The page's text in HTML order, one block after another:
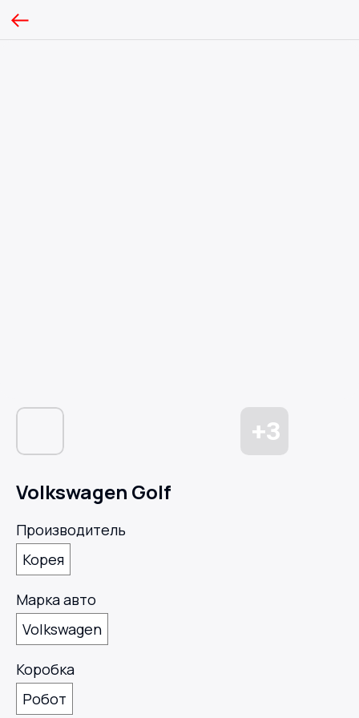
Volkswagen Golf
Производитель
Корея
Марка авто
Volkswagen
Коробка
Робот